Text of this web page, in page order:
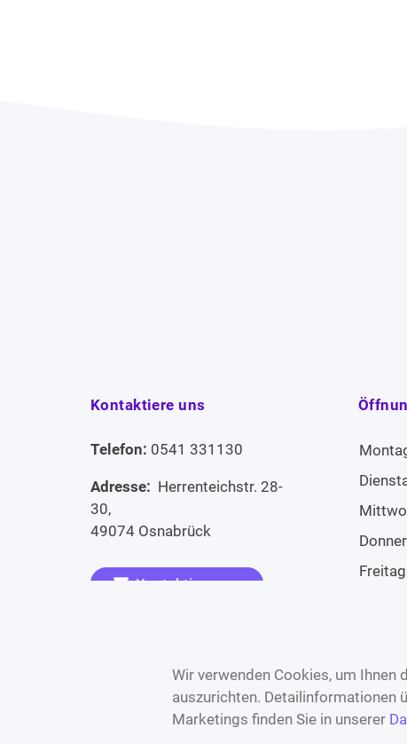
Kontaktiere uns
Telefon: 0541 331130
Adresse: Herrenteichstr. 28-
30,
49074 Osnabrück
Kontaktiere uns
Freitag
Wir verwenden Cookies, um
auszurichten. Detailinformationen
Marketings finden Sie in unserer